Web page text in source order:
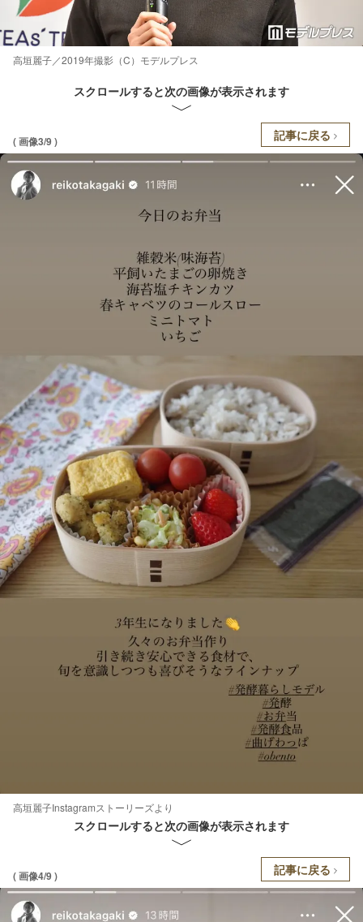
高垣麗子／2019年撮影（C）モデルプレス
スクロールすると次の画像が表示されます
( 画像3/9 ) 記事に戻る
高垣麗子Instagramストーリーズより
スクロールすると次の画像が表示されます
( 画像4/9 ) 記事に戻る